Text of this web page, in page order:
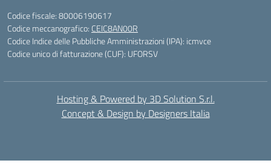
Codice fiscale: 80006190617
Codice meccanografico: CEIC8AN00R
Codice Indice delle Pubbliche Amministrazioni (IPA): icmvce
Codice unico di fatturazione (CUF): UFORSV
Hosting & Powered by 3D Solution S.r.l.
Concept & Design by Designers Italia